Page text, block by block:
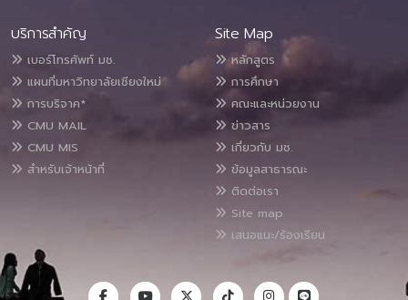
บริการสำคัญ
เบอร์โทรศัพท์ มช.
แผนที่มหาวิทยาลัยเชียงใหม่
การบริจาค*
CMU MAIL
CMU MIS
สำหรับเจ้าหน้าที่
Site Map
หลักสูตร
การศึกษา
คณะและหน่วยงาน
ข่าวสาร
เกี่ยวกับ มช.
ข้อมูลสาธารณะ
ติดต่อเรา
Site map
เสนอแนะ/ร้องเรียน